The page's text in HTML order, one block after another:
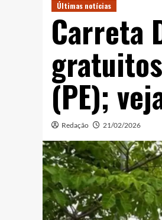
Últimas notícias
Carreta
(PE);
Redação 21/02/2026